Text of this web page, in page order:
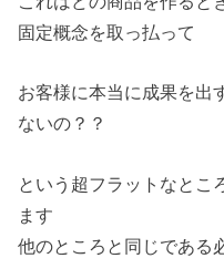
固定概念を取っ払って
お客様に本当に成果を出
ないの？？
という超フラットなとこ
ます
他のところと同じである